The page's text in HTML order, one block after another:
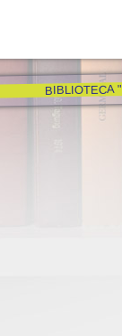
BIBLIOTECA